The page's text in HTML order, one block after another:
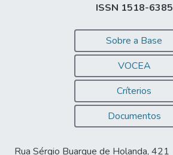
ISSN 1518-6385
Sobre a Base
VOCEA
Críterios
Documentos
Rua Sérgio Buarque de Holanda, 421